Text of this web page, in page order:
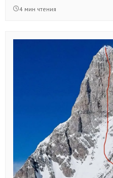
чего стоит терять кожу и
4 мин чтения